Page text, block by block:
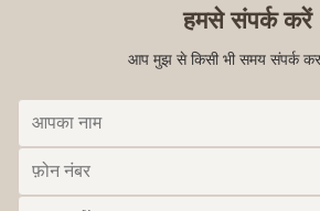
हमसे संपर्क करें
आप मुझ से किसी भी समय संपर्क